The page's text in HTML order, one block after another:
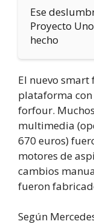
Ese
Proyecto
hecho
El nuevo
plataforma
forfour.
multimedia
670 euros)
motores de
cambios
fueron
Según